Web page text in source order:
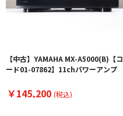
【中古】YAMAHA MX-A5000(B)【コ
ード01-07862】11chパワーアンプ
￥145,200 (税込)